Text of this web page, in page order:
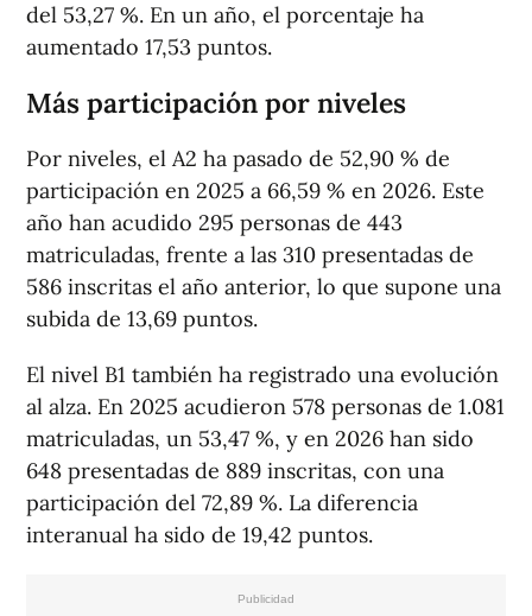
del 53,27 %. En un año, el porcentaje ha
aumentado 17,53 puntos.
Más participación por niveles
Por niveles, el A2 ha pasado de 52,90 % de
participación en 2025 a 66,59 % en 2026. Este
año han acudido 295 personas de 443
matriculadas, frente a las 310 presentadas de
586 inscritas el año anterior, lo que supone una
subida de 13,69 puntos.
El nivel B1 también ha registrado una evolución
al alza. En 2025 acudieron 578 personas de 1.081
matriculadas, un 53,47 %, y en 2026 han sido
648 presentadas de 889 inscritas, con una
participación del 72,89 %. La diferencia
interanual ha sido de 19,42 puntos.